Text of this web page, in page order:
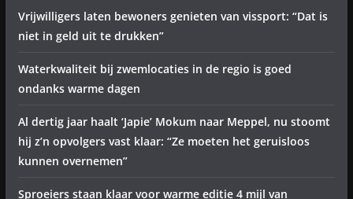
Vrijwilligers laten bewoners genieten van vissport: “Dat is
niet in geld uit te drukken”
Waterkwaliteit bij zwemlocaties in de regio is goed
ondanks warme dagen
Al dertig jaar haalt ‘Japie’ Mokum naar Meppel, nu stoomt
hij z’n opvolgers vast klaar: “Ze moeten het geruisloos
kunnen overnemen”
Sproeiers staan klaar voor warme editie 4 mijl van